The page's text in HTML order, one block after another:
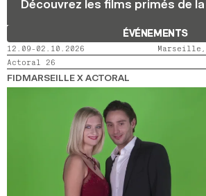
2024
2022
2020
RECHERCHE
Découvrez les films primés de
ÉVÉNEMENTS
12.09-02.10.2026
Actoral 26
FIDMARSEILLE X ACTORAL